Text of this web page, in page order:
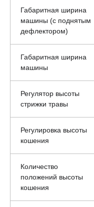
Габаритная ширина
машины (с поднятым
дефлектором)
Габаритная ширина
машины
Регулятор высоты
стрижки травы
Регулировка высоты
кошения
Количество
положений высоты
кошения